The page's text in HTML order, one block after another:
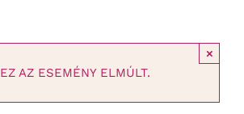
EZ AZ ESEMÉNY ELMÚLT.
×